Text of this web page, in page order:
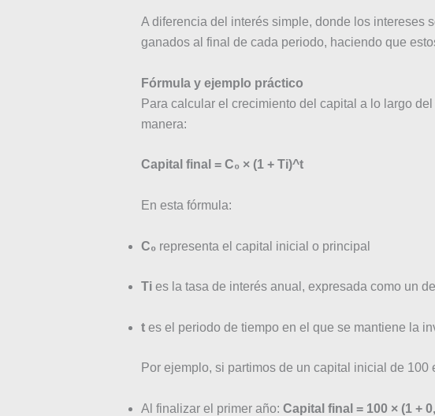
A diferencia del interés simple, donde los intereses
ganados al final de cada periodo, haciendo que
Fórmula y ejemplo práctico
Para calcular el crecimiento del capital a lo largo
manera:
Capital final = C₀ × (1 + Ti)^t
En esta fórmula:
C₀representa el capital inicial o principal
Ties la tasa de interés anual, expresada como un
tes el periodo de tiempo en el que se mantiene la
Por ejemplo, si partimos de un capital inicial de
Al finalizar el primer año: Capital final = 100 × (1 +